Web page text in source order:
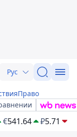
Рус
Право
€541.64 ₽5.71